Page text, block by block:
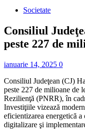
Societate
Consiliul
peste 227 de
ianuarie 14, 2025 0
Consiliul Judeţean (CJ)
peste 227 de milioane de
Rezilienţă (PNRR), în
Investiţiile vizează
eficientizarea energetică
digitalizare şi